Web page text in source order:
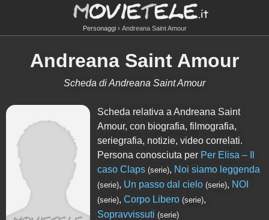
Personaggi Andreana Saint Amour
Andreana Saint Amour
Scheda di Andreana Saint Amour
Scheda relativa a Andreana Saint
Amour, con biografia, filmografia,
seriegrafia, notizie, video correlati.
Persona conosciuta per Per Elisa – Il
caso Claps (serie), Noi siamo leggenda
(serie), Un passo dal cielo (serie), NOI
(serie),Corpo Libero (serie),
Sopravvissuti (serie)